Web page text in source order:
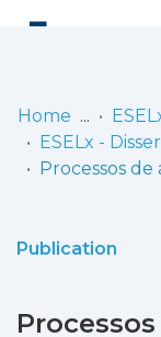
Communities
Home
Publication